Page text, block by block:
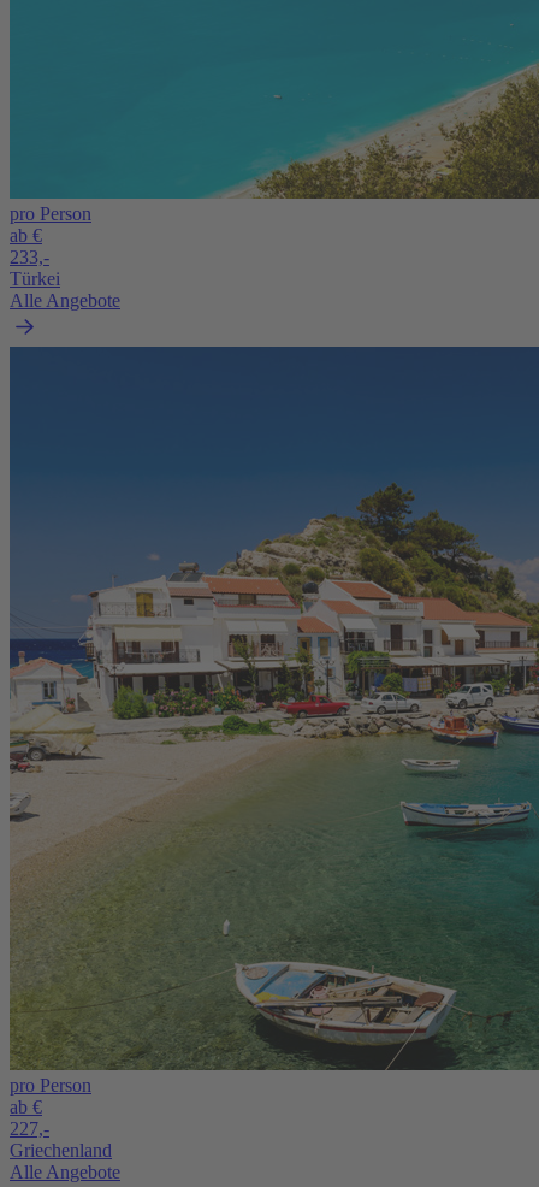
pro Person
ab €
233,-
Türkei
Alle Angebote
pro Person
ab €
227,-
Griechenland
Alle Angebote